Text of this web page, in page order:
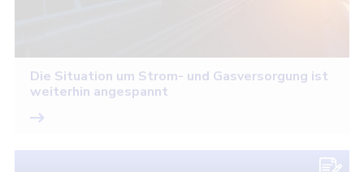
Die Situation um Strom- und Gasversorgung ist
weiterhin angespannt